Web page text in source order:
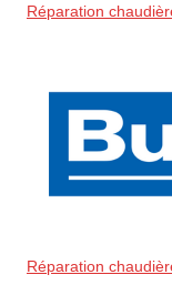
Réparation
Réparation